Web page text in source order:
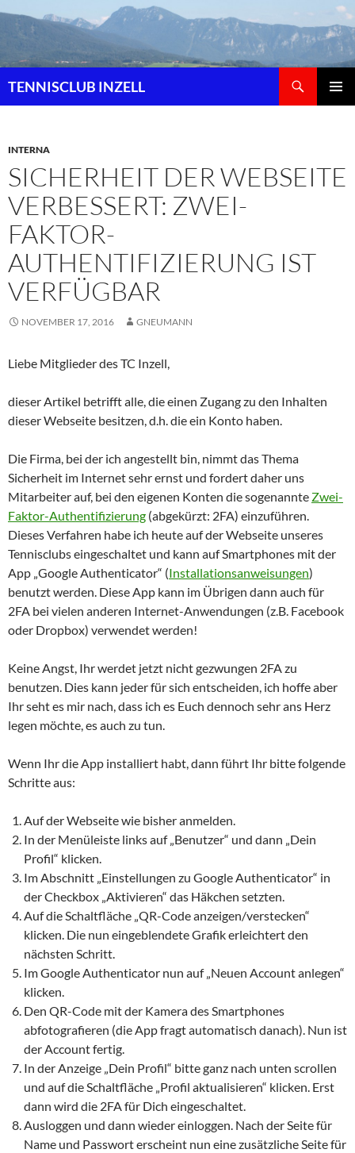
Zum
Inhalt
TENNISCLUB INZELL
INTERNA
SICHERHEIT DER WEBSEITE
VERBESSERT: ZWEI-
FAKTOR-
AUTHENTIFIZIERUNG IST
VERFÜGBAR
NOVEMBER 17, 2016 GNEUMANN
Liebe Mitglieder des TC Inzell,
dieser Artikel betrifft alle, die einen Zugang zu den Inhalten
dieser Webseite besitzen, d.h. die ein Konto haben.
Die Firma, bei der ich angestellt bin, nimmt das Thema
Sicherheit im Internet sehr ernst und fordert daher uns
Mitarbeiter auf, bei den eigenen Konten die sogenannte Zwei-
Faktor-Authentifizierung (abgekürzt: 2FA) einzuführen.
Dieses Verfahren habe ich heute auf der Webseite unseres
Tennisclubs eingeschaltet und kann auf Smartphones mit der
App „Google Authenticator“ (Installationsanweisungen)
benutzt werden. Diese App kann im Übrigen dann auch für
2FA bei vielen anderen Internet-Anwendungen (z.B. Facebook
oder Dropbox) verwendet werden!
Keine Angst, Ihr werdet jetzt nicht gezwungen 2FA zu
benutzen. Dies kann jeder für sich entscheiden, ich hoffe aber
Ihr seht es mir nach, dass ich es Euch dennoch sehr ans Herz
legen möchte, es auch zu tun.
Wenn Ihr die App installiert habt, dann führt Ihr bitte folgende
Schritte aus:
Auf der Webseite wie bisher anmelden.
In der Menüleiste links auf „Benutzer“ und dann „Dein
Profil“ klicken.
Im Abschnitt „Einstellungen zu Google Authenticator“ in
der Checkbox „Aktivieren“ das Häkchen setzten.
Auf die Schaltfläche „QR-Code anzeigen/verstecken“
klicken. Die nun eingeblendete Grafik erleichtert den
nächsten Schritt.
Im Google Authenticator nun auf „Neuen Account anlegen“
klicken.
Den QR-Code mit der Kamera des Smartphones
abfotografieren (die App fragt automatisch danach). Nun ist
der Account fertig.
In der Anzeige „Dein Profil“ bitte ganz nach unten scrollen
und auf die Schaltfläche „Profil aktualisieren“ klicken. Erst
dann wird die 2FA für Dich eingeschaltet.
Ausloggen und dann wieder einloggen. Nach der Seite für
Name und Passwort erscheint nun eine zusätzliche Seite für